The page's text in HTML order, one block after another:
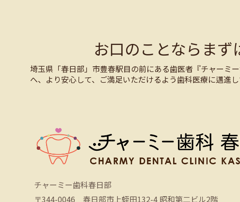
お口のことならまず
埼玉県「春日部」市豊春駅目の前にある歯医者『チャーミ
へ、より安心して、ご満足いただけるよう歯科医療に邁進
チャーミー歯科春日部
〒344-0046 春日部市上蛭田132-4 昭和第二ビル2階